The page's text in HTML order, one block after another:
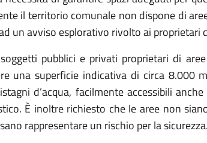
il territorio comunale non dispone di
un avviso esplorativo rivolto ai proprietari
pubblici e privati proprietari di
una superficie indicativa di circa 8.000
d’acqua, facilmente accessibili
È inoltre richiesto che le aree non
rappresentare un rischio per la sicurezza.